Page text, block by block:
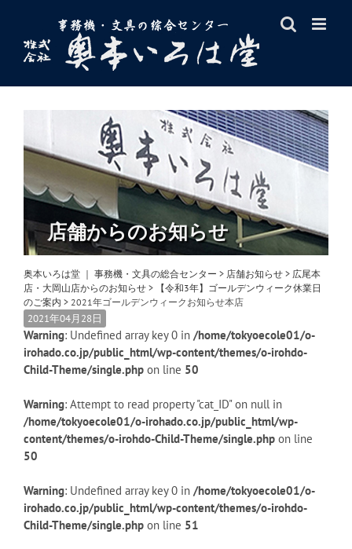
content
店舗からのお知らせ
奥本いろは堂 ｜ 事務機・文具の総合センター > 店舗お知らせ > 広尾本
店・大岡山店からのお知らせ >
【令和3年】ゴールデンウィーク休業日
のご案内 > 2021年ゴールデンウィークお知らせ本店
2021年04月28日
Warning: Undefined array key 0 in /home/tokyoecole01/o-
irohado.co.jp/public_html/wp-content/themes/o-irohdo-
Child-Theme/single.php on line 50
Warning: Attempt to read property "cat_ID" on null in
/home/tokyoecole01/o-irohado.co.jp/public_html/wp-
content/themes/o-irohdo-Child-Theme/single.php on line
50
Warning: Undefined array key 0 in /home/tokyoecole01/o-
irohado.co.jp/public_html/wp-content/themes/o-irohdo-
Child-Theme/single.php on line 51